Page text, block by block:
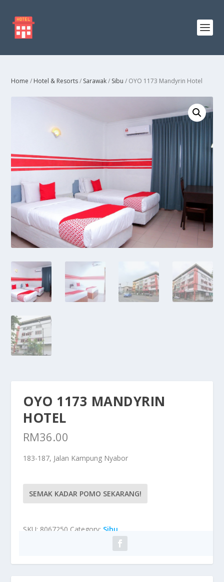
Home / Hotel & Resorts/ Sarawak/ Sibu / OYO 1173 Mandyrin Hotel
OYO 1173 MANDYRIN
HOTEL
RM36.00
183-187, Jalan Kampung Nyabor
SEMAK KADAR POMO SEKARANG!
SKU: 8067250 Category: Sibu